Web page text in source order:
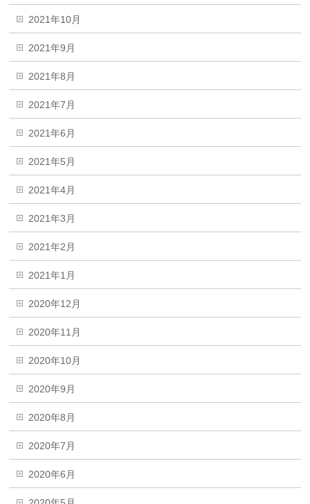
2021年10月
2021年9月
2021年8月
2021年7月
2021年6月
2021年5月
2021年4月
2021年3月
2021年2月
2021年1月
2020年12月
2020年11月
2020年10月
2020年9月
2020年8月
2020年7月
2020年6月